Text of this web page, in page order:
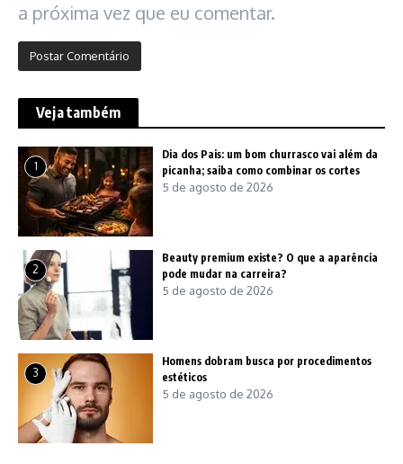
a próxima vez que eu comentar.
Veja também
1
Dia dos Pais: um bom churrasco vai além da
picanha; saiba como combinar os cortes
5 de agosto de 2026
2
Beauty premium existe? O que a aparência
pode mudar na carreira?
5 de agosto de 2026
3
Homens dobram busca por procedimentos
estéticos
5 de agosto de 2026